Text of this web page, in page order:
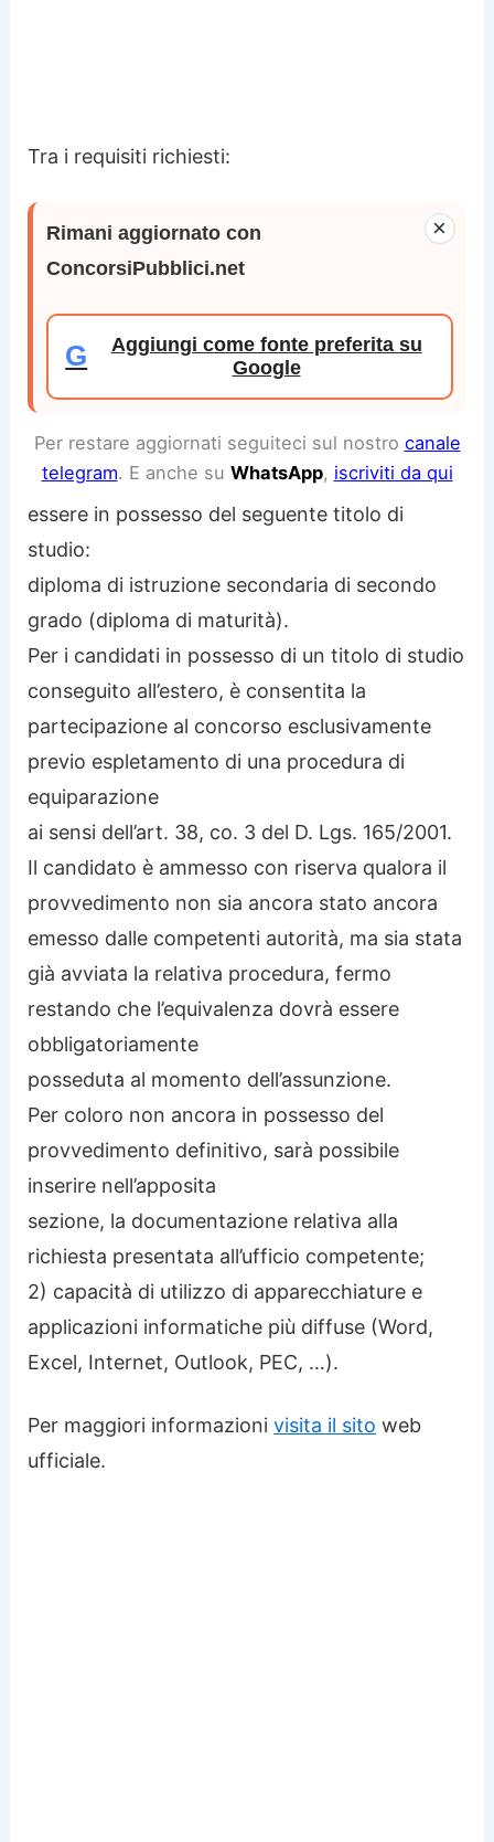
Tra i requisiti richiesti:
×
Rimani aggiornato con
ConcorsiPubblici.net
G
Aggiungi come fonte preferita su
Google
Per restare aggiornati seguiteci sul nostro canale
telegram. E anche su WhatsApp, iscriviti da qui
essere in possesso del seguente titolo di
studio:
diploma di istruzione secondaria di secondo
grado (diploma di maturità).
Per i candidati in possesso di un titolo di studio
conseguito all’estero, è consentita la
partecipazione al concorso esclusivamente
previo espletamento di una procedura di
equiparazione
ai sensi dell’art. 38, co. 3 del D. Lgs. 165/2001.
Il candidato è ammesso con riserva qualora il
provvedimento non sia ancora stato ancora
emesso dalle competenti autorità, ma sia stata
già avviata la relativa procedura, fermo
restando che l’equivalenza dovrà essere
obbligatoriamente
posseduta al momento dell’assunzione.
Per coloro non ancora in possesso del
provvedimento definitivo, sarà possibile
inserire nell’apposita
sezione, la documentazione relativa alla
richiesta presentata all’ufficio competente;
2) capacità di utilizzo di apparecchiature e
applicazioni informatiche più diffuse (Word,
Excel, Internet, Outlook, PEC, …).
Per maggiori informazionivisita il sito web
ufficiale.